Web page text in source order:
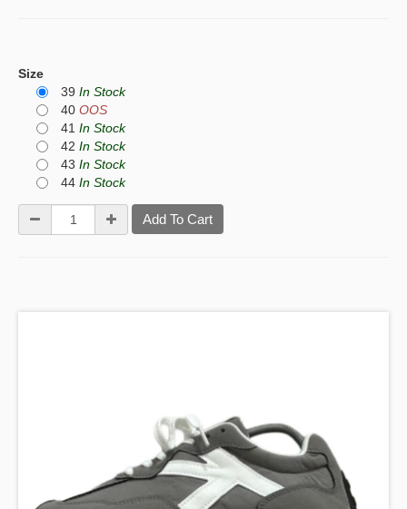
Size
39 In Stock
40 OOS
41 In Stock
42 In Stock
43 In Stock
44 In Stock
Add To Cart